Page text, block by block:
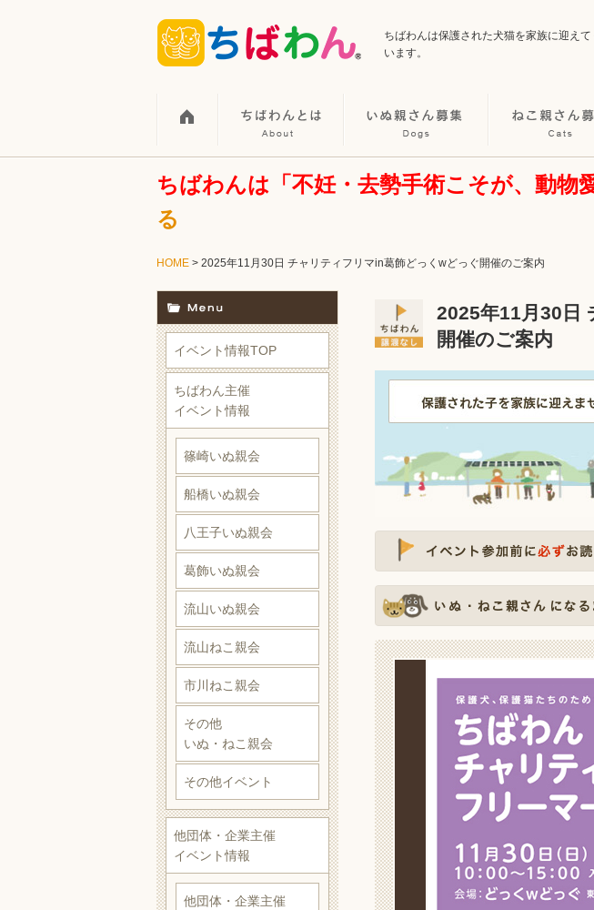
ちばわんは保護された犬猫を家族に迎え
います。
ちばわんは「不妊・去勢手術こそが、動物
る
HOME > 2025年11月30日 チャリティフリマin葛飾どっくwどっぐ開催のご案内
2025年11月30日
開催のご案内
イベント情報TOP
ちばわん主催
イベント情報
篠崎いぬ親会
船橋いぬ親会
八王子いぬ親会
葛飾いぬ親会
流山いぬ親会
流山ねこ親会
市川ねこ親会
その他
いぬ・ねこ親会
その他イベント
他団体・企業主催
イベント情報
他団体・企業主催